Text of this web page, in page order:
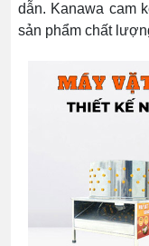
dẫn. Kanawa cam
sản phẩm chất